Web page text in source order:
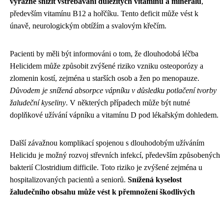
především vitamínu B12 a hořčíku. Tento deficit může vést k
únavě, neurologickým obtížím a svalovým křečím.
Pacienti by měli být informováni o tom, že dlouhodobá léčba
Helicidem může způsobit zvýšené riziko vzniku osteoporózy a
zlomenin kostí, zejména u starších osob a žen po menopauze.
Důvodem je snížená absorpce vápníku v důsledku potlačení tvorby
žaludeční kyseliny. V některých případech může být nutné
doplňkové užívání vápníku a vitamínu D pod lékařským dohledem.
Další závažnou komplikací spojenou s dlouhodobým užíváním
Helicidu je možný rozvoj střevních infekcí, především způsobených
bakterií Clostridium difficile. Toto riziko je zvýšené zejména u
hospitalizovaných pacientů a seniorů. Snížená kyselost
žaludečního obsahu může vést k přemnožení škodlivých